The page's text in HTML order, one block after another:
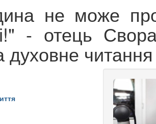
не може
- отець
духовне читання